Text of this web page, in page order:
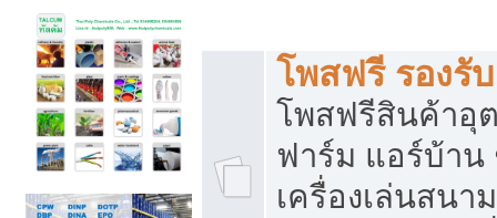
โพสฟรี รองรั
โพสฟรีสินค้าอุ
ฟาร์ม แอร์บ้าน
เครื่องเล่นสนา